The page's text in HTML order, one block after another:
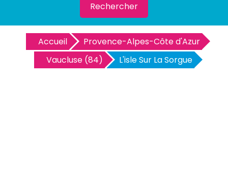
Rechercher
Accueil
Provence-Alpes-Côte d'Azur
Vaucluse (84)
L'isle Sur La Sorgue